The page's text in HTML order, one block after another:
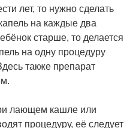
лет, то нужно сделать
на каждые два
старше, то делается
на одну процедуру
также препарат
лающем кашле или
процедуру, её следует